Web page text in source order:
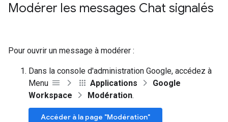
Modérer les messages Chat signalés
Pour ouvrir un message à modérer :
Dans la console d'administration Google, accédez à
Menu
Applications
Google
Workspace
Modération.
Accéder à la page "Modération"